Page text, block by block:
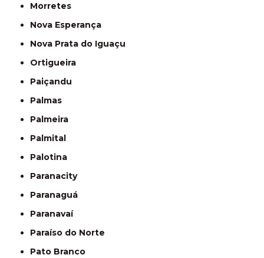
Morretes
Nova Esperança
Nova Prata do Iguaçu
Ortigueira
Paiçandu
Palmas
Palmeira
Palmital
Palotina
Paranacity
Paranaguá
Paranavaí
Paraíso do Norte
Pato Branco